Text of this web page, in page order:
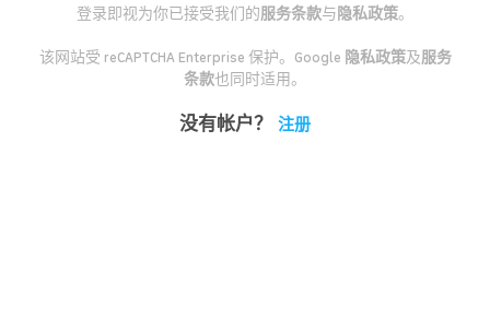
登录即视为你已接受我们的服务条款与隐私政策。
该网站受 reCAPTCHA Enterprise 保护。Google 隐私政策及服务
条款也同时适用。
没有帐户？ 注册